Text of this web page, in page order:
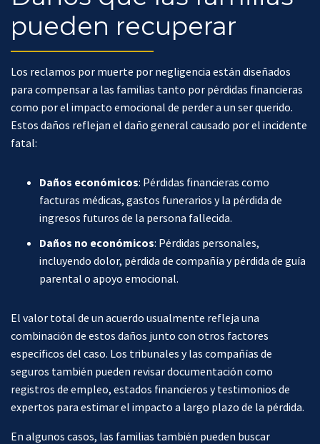
pueden recuperar
Los reclamos por muerte por negligencia están diseñados
para compensar a las familias tanto por pérdidas financieras
como por el impacto emocional de perder a un ser querido.
Estos daños reflejan el daño general causado por el incidente
fatal:
Daños económicos: Pérdidas financieras como
facturas médicas, gastos funerarios y la pérdida de
ingresos futuros de la persona fallecida.
Daños no económicos: Pérdidas personales,
incluyendo dolor, pérdida de compañía y pérdida de guía
parental o apoyo emocional.
El valor total de un acuerdo usualmente refleja una
combinación de estos daños junto con otros factores
específicos del caso. Los tribunales y las compañías de
seguros también pueden revisar documentación como
registros de empleo, estados financieros y testimonios de
expertos para estimar el impacto a largo plazo de la pérdida.
En algunos casos, las familias también pueden buscar